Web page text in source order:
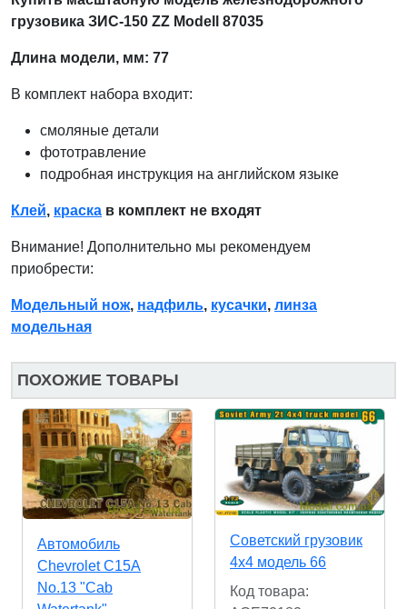
грузовика ЗИС-150 ZZ Modell 87035
Длина модели, мм: 77
В комплект набора входит:
смоляные детали
фототравление
подробная инструкция на английском языке
Клей, краска в комплект не входят
Внимание! Дополнительно мы рекомендуем
приобрести:
Модельный нож, надфиль, кусачки, линза
модельная
ПОХОЖИЕ ТОВАРЫ
Автомобиль
Chevrolet C15A
No.13 "Cab
Советский грузовик
4x4 модель 66
Код товара: